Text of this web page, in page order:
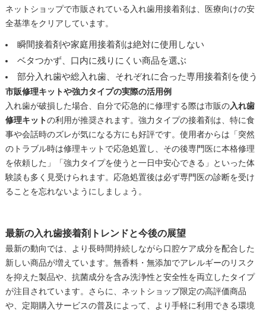
ネットショップで市販されている入れ歯用接着剤は、医療向けの安
全基準をクリアしています。
瞬間接着剤や家庭用接着剤は絶対に使用しない
ベタつかず、口内に残りにくい商品を選ぶ
部分入れ歯や総入れ歯、それぞれに合った専用接着剤を使う
市販修理キットや強力タイプの実際の活用例
入れ歯が破損した場合、自分で応急的に修理する際は市販の入れ歯
修理キットの利用が推奨されます。強力タイプの接着剤は、特に食
事や会話時のズレが気になる方にも好評です。使用者からは「突然
のトラブル時は修理キットで応急処置し、その後専門医に本格修理
を依頼した」「強力タイプを使うと一日中安心できる」といった体
験談も多く見受けられます。応急処置後は必ず専門医の診断を受け
ることを忘れないようにしましょう。
最新の入れ歯接着剤トレンドと今後の展望
最新の動向では、より長時間持続しながら口腔ケア成分を配合した
新しい商品が増えています。無香料・無添加でアレルギーのリスク
を抑えた製品や、抗菌成分を含み洗浄性と安全性を両立したタイプ
が注目されています。さらに、ネットショップ限定の高評価商品
や、定期購入サービスの普及によって、より手軽に利用できる環境